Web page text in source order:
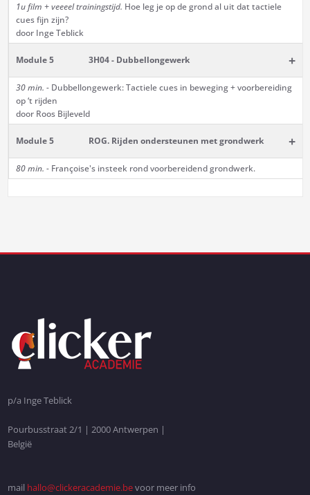
1u film + veeeel trainingstijd. Hoe leg je op de grond al uit dat tactiele
cues fijn zijn?
door Inge Teblick
Module 5 3H04 - Dubbellongewerk +
30 min. -Dubbellongewerk: Tactiele cues in beweging + voorbereiding
op ‘t rijden
door Roos Bijleveld
Module 5 ROG. Rijden ondersteunen met grondwerk +
80 min. -Françoise's insteek rond voorbereidend grondwerk.
p/a Inge Teblick
Pourbusstraat 2/1 | 2000 Antwerpen |
België
mail hallo@clickeracademie.bevoor meer info